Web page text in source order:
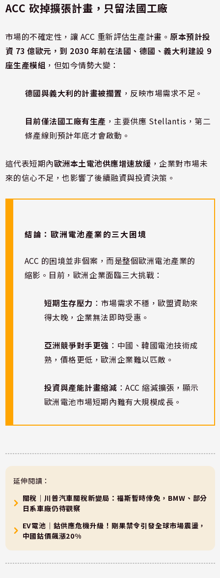
ACC 砍掉擴張計畫，只留法國工廠
市場的不確定性，讓 ACC 重新評估生產計畫。原本預計投
資 73 億歐元，到 2030 年前在法國、德國、義大利建設 9
座生產模組 ，但如今情勢大變：
德國與義大利的計畫被擱置 ，反映市場需求不足。
目前僅法國工廠有生產 ，主要供應 Stellantis，第二
條產線則預計年底才會啟動。
這代表短期內歐洲本土電池供應增速放緩 ，企業對市場未
來的信心不足，也影響了後續融資與投資決策。
結論：歐洲電池產業的三大困境
ACC 的困境並非個案，而是整個歐洲電池產業的
縮影。目前，歐洲企業面臨三大挑戰：
短期生存壓力 ：市場需求不穩，歐盟資助來
得太晚，企業無法即時受惠。
亞洲競爭對手更強 ：中國、韓國電池技術成
熟，價格更低，歐洲企業難以匹敵。
投資與產能計畫縮減 ：ACC 縮減擴張，顯示
歐洲電池市場短期內難有大規模成長。
延伸閱讀：
關稅｜川普汽車關稅新變局：福斯暫時倖免，BMW、部分
日系車廠仍待觀察
EV電池｜鈷供應危機升級！剛果禁令引發全球市場震盪，
中國鈷價飆漲20%